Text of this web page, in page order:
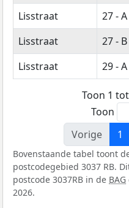
Lisstraat
27 -
Lisstraat
27 - B
Lisstraat
29 - A
Toon 1
Toon
Vorige
1
Bovenstaande tabel toont
postcodegebied 3037 RB.
postcode 3037RB in de BAG
2026.